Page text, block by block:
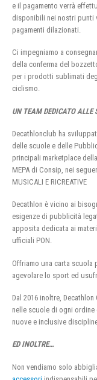
e il pagamento verrà
disponibili nei nostri punti
pagamenti dilazionati.
Ci impegniamo a
della conferma del
per i prodotti sublimati
ciclismo.
UN TEAM DEDICATO ALLE
Decathlonclub ha
delle scuole e delle
principali marketplace
MEPA di Consip, nei
MUSICALI E RICREATIVE
Decathlon è vicino ai
esigenze di pubblicità
apposita dedicata ai
ufficiali PON.
Offriamo una carta
agevolare lo sport ed
Dal 2016 inoltre,
nelle scuole di ogni
nuove e inclusive
ED INOLTRE…
Non vendiamo solo